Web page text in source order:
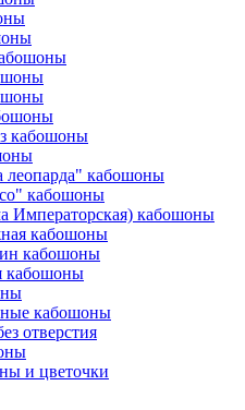
кабошоны
кабошоны
кабошоны
Императорская) кабошоны
кабошоны
кабошоны
кабошоны
кабошоны
отверстия
и цветочки